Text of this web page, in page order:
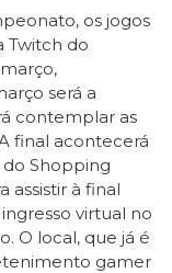
os jogos
Twitch do
será a
contemplar as
final acontecerá
Shopping
assistir à final
virtual no
O local, que já é
gamer